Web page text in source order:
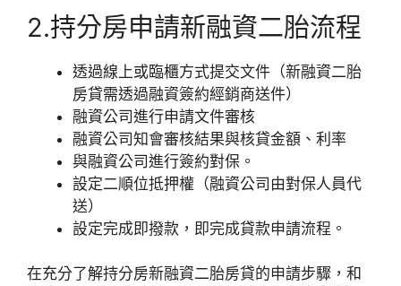
2.持分房申請新融資二胎流程
透過線上或臨櫃方式提交文件（新融資二胎
房貸需透過融資簽約經銷商送件）
融資公司進行申請文件審核
融資公司知會審核結果與核貸金額、利率
與融資公司進行簽約對保。
設定二順位抵押權（融資公司由對保人員代
送）
設定完成即撥款，即完成貸款申請流程。
在充分了解持分房新融資二胎房貸的申請步驟，和